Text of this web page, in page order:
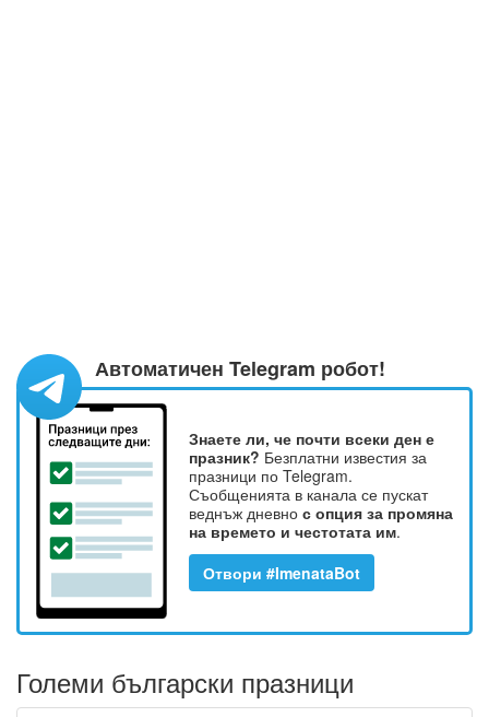
Автоматичен Telegram робот!
Знаете ли, че почти всеки ден е
празник? Безплатни известия за
празници по Telegram.
Съобщенията в канала се пускат
веднъж дневно с опция за промяна
на времето и честотата им.
Отвори #ImenataBot
Големи български празници